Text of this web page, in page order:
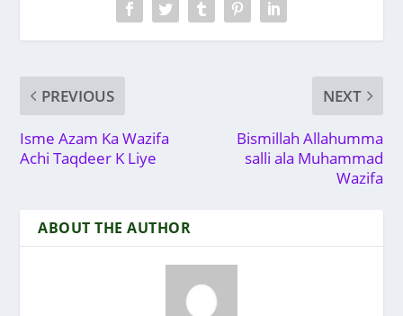
PREVIOUS
Isme Azam Ka Wazifa
Achi Taqdeer K Liye
NEXT
Bismillah Allahumma
salli ala Muhammad
Wazifa
ABOUT THE AUTHOR